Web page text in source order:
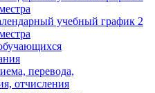
учебный график 2
перевода,
отчисления